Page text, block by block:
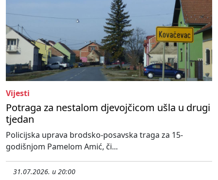
Vijesti
Potraga za nestalom djevojčicom ušla u drugi
tjedan
Policijska uprava brodsko-posavska traga za 15-
godišnjom Pamelom Amić, či...
31.07.2026. u 20:00